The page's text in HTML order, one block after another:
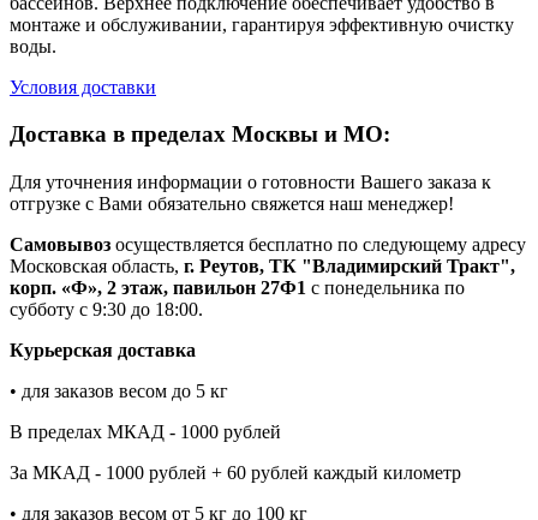
монтаже и обслуживании, гарантируя эффективную очистку
воды.
Условия доставки
Доставка в пределах Москвы и МО:
Для уточнения информации о готовности Вашего заказа к
отгрузке с Вами обязательно свяжется наш менеджер!
Самовывоз осуществляется бесплатно по следующему адресу
Московская область, г. Реутов, ТК "Владимирский Тракт",
корп. «Ф», 2 этаж, павильон 27Ф1 с понедельника по
субботу с 9:30 до 18:00.
Курьерская доставка
• для заказов весом до 5 кг
В пределах МКАД - 1000 рублей
За МКАД - 1000 рублей + 60 рублей каждый километр
• для заказов весом от 5 кг до 100 кг